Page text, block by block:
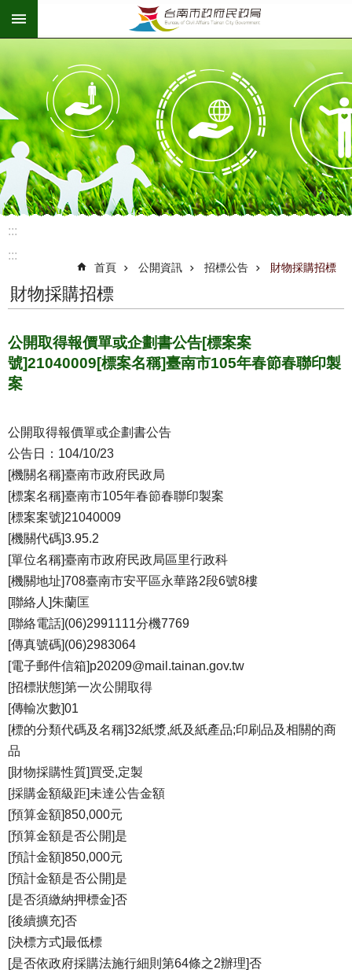
跳到主要內容區塊
:::
:::
首頁 公開資訊 招標公告 財物採購招標
財物採購招標
公開取得報價單或企劃書公告[標案案
號]21040009[標案名稱]臺南市105年春節春聯印製
案
公開取得報價單或企劃書公告
公告日：104/10/23
[機關名稱]臺南市政府民政局
[標案名稱]臺南市105年春節春聯印製案
[標案案號]21040009
[機關代碼]3.95.2
[單位名稱]臺南市政府民政局區里行政科
[機關地址]708臺南市安平區永華路2段6號8樓
[聯絡人]朱蘭匡
[聯絡電話](06)2991111分機7769
[傳真號碼](06)2983064
[電子郵件信箱]p20209@mail.tainan.gov.tw
[招標狀態]第一次公開取得
[傳輸次數]01
[標的分類代碼及名稱]32紙漿,紙及紙產品;印刷品及相關的商
品
[財物採購性質]買受,定製
[採購金額級距]未達公告金額
[預算金額]850,000元
[預算金額是否公開]是
[預計金額]850,000元
[預計金額是否公開]是
[是否須繳納押標金]否
[後續擴充]否
[決標方式]最低標
[是否依政府採購法施行細則第64條之2辦理]否